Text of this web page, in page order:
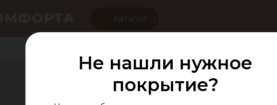
Каталог
Ламинат ПВХ
Не нашли нужное
покрытие?